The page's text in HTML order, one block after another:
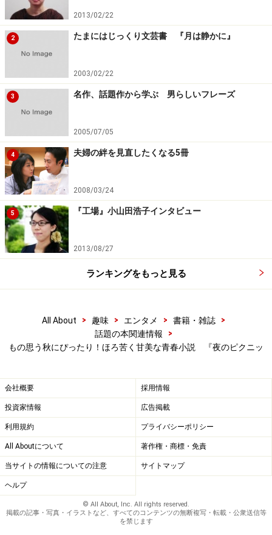
2013/02/22
2 たまにはじっくり文芸書 『月は静かに』
2003/02/22
3 名作、話題作から学ぶ 男らしいフレーズ
2005/07/05
4 夫婦の絆を見直したくなる5冊
2008/03/24
5 『工場』小山田浩子インタビュー
2013/08/27
ランキングをもっと見る
All About > 趣味 > エンタメ > 書籍・雑誌
>
話題の本関連情報
>
もの思う秋にぴったり！ほろ苦く甘美な青春小説 『夜のピクニッ
会社概要 採用情報
投資家情報 広告掲載
利用規約 プライバシーポリシー
All Aboutについて 著作権・商標・免責
当サイトの情報についての注意 サイトマップ
ヘルプ
© All About, Inc. All rights reserved.
掲載の記事・写真・イラストなど、すべてのコンテンツの無断複写・転載・公衆送信等
を禁じます